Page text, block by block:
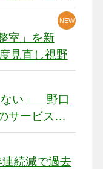
室」を新
見直し視野
NEW
ない」 野口
サービス基
続減で過去